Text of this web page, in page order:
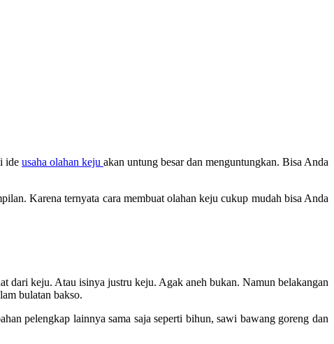
ide usaha olahan keju akan untung besar dan menguntungkan. Bisa Anda
Karena ternyata cara membuat olahan keju cukup mudah bisa Anda
dari keju. Atau isinya justru keju. Agak aneh bukan. Namun belakangan
bulatan bakso.
pelengkap lainnya sama saja seperti bihun, sawi bawang goreng dan